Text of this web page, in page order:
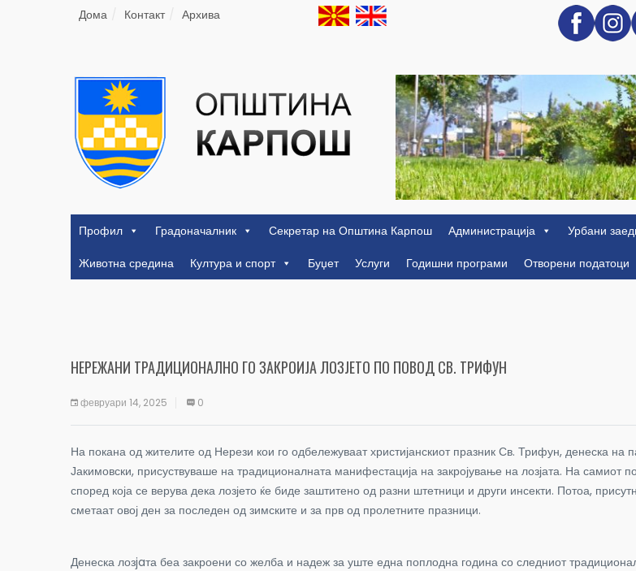
Дома Контакт Архива
Профил Градоначалник Секретар на Општина Карпош Администрација Урбани
Животна средина
Култура и спорт Буџет Услуги Годишни програми Отворени податоци
НЕРЕЖАНИ ТРАДИЦИОНАЛНО ГО ЗАКРОИЈА ЛОЗЈЕТО ПО ПОВОД СВ. ТРИФУН
февруари 14, 2025 0
На покана од жителите од Нерези кои го одбележуваат христијанскиот празник Св. Трифун, денеска
Јакимовски, присуствуваше на традиционалната манифестација на закројување на лозјата. На самиот
според која се верува дека лозјето ќе биде заштитено од разни штетници и други инсекти. Потоа,
сметаат овој ден за последен од зимските и за прв од пролетните празници.
Денеска лозjaта беа закроени со желба и надеж за уште една поплодна година со следниот